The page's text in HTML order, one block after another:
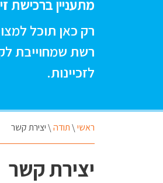
מתעניין ברכישת
רק כאן תוכל
רשת שמחוייבת
לזכיינות.
ראשי\תודה\יצירת קשר
יצירת קשר